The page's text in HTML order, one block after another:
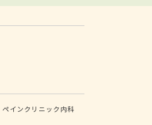
ペインクリニック内科